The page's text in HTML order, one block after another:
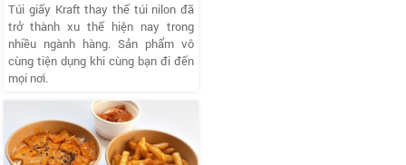
Túi giấy Kraft thay thế túi nilon đã
trở thành xu thế hiện nay trong
nhiều ngành hàng. Sản phẩm vô
cùng tiện dụng khi cùng bạn đi đến
mọi nơi.